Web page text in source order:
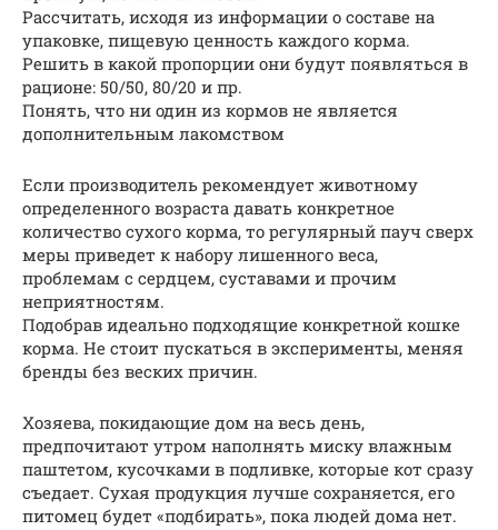
Рассчитать, исходя из информации о составе на
упаковке, пищевую ценность каждого корма.
Решить в какой пропорции они будут появляться в
рационе: 50/50, 80/20 и пр.
Понять, что ни один из кормов не является
дополнительным лакомством
Если производитель рекомендует животному
определенного возраста давать конкретное
количество сухого корма, то регулярный пауч сверх
меры приведет к набору лишенного веса,
проблемам с сердцем, суставами и прочим
неприятностям.
Подобрав идеально подходящие конкретной кошке
корма. Не стоит пускаться в эксперименты, меняя
бренды без веских причин.
Хозяева, покидающие дом на весь день,
предпочитают утром наполнять миску влажным
паштетом, кусочками в подливке, которые кот сразу
съедает. Сухая продукция лучше сохраняется, его
питомец будет «подбирать», пока людей дома нет.